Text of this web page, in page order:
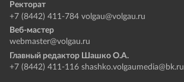
Ректорат
+7 (8442) 411-784 volgau@volgau.ru
Веб-мастер
webmaster@volgau.ru
Главный редактор Шашко О.А.
+7 (8442) 411-116 shashko.volgaumedia@bk.ru